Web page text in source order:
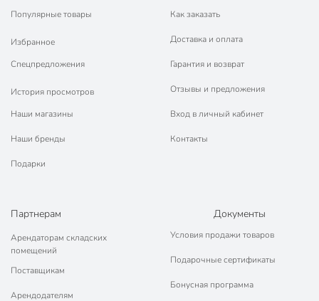
Материал
Beatrix
Страна производства
Китай
Подарочная упаковка
в подарочной
машине
С рисунком
с рисунком
Цвет
Стиль
Популярные товары
Избранное
Спецпредложения
История просмотров
Наши магазины
Наши бренды
Подарки
Как заказать
Доставка и оплата
Гарантия и возврат
Отзывы и предложения
Вход в личный кабинет
Контакты
Партнерам
Арендаторам складских
помещений
Поставщикам
Арендодателям
Документы
Условия продажи товаров
Подарочные сертификаты
Бонусная программа